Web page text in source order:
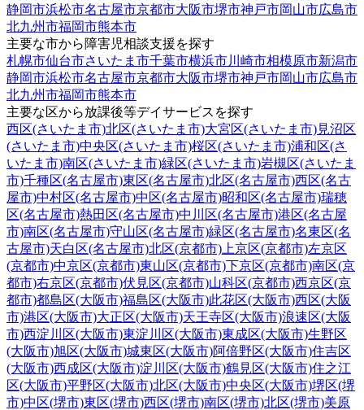
静岡市浜松市名古屋市京都市大阪市堺市神戸市岡山市広島市
北九州市福岡市熊本市
主要な市から障害児相談支援を探す
札幌市仙台市さいたま市千葉市横浜市川崎市相模原市新潟市
静岡市浜松市名古屋市京都市大阪市堺市神戸市岡山市広島市
北九州市福岡市熊本市
主要な区から放課後等デイサービスを探す
西区(さいたま市)北区(さいたま市)大宮区(さいたま市)見沼区
(さいたま市)中央区(さいたま市)桜区(さいたま市)浦和区(さ
いたま市)南区(さいたま市)緑区(さいたま市)岩槻区(さいたま
市)千種区(名古屋市)東区(名古屋市)北区(名古屋市)西区(名古
屋市)中村区(名古屋市)中区(名古屋市)昭和区(名古屋市)瑞穂
区(名古屋市)熱田区(名古屋市)中川区(名古屋市)港区(名古屋
市)南区(名古屋市)守山区(名古屋市)緑区(名古屋市)名東区(名
古屋市)天白区(名古屋市)北区(京都市) 上京区(京都市)左京区
(京都市)中京区(京都市)東山区(京都市)下京区(京都市)南区(京
都市)右京区(京都市)伏見区(京都市)山科区(京都市)西京区(京
都市)都島区(大阪市)福島区(大阪市)此花区(大阪市)西区(大阪
市)港区(大阪市)大正区(大阪市)天王寺区(大阪市)浪速区(大阪
市)西淀川区(大阪市)東淀川区(大阪市)東成区(大阪市)生野区
(大阪市)旭区(大阪市)城東区(大阪市)阿倍野区(大阪市)住吉区
(大阪市)西成区(大阪市)淀川区(大阪市)鶴見区(大阪市)住之江
区(大阪市)平野区(大阪市)北区(大阪市)中央区(大阪市)堺区(堺
市)中区(堺市)東区(堺市)西区(堺市)南区(堺市)北区(堺市)美原